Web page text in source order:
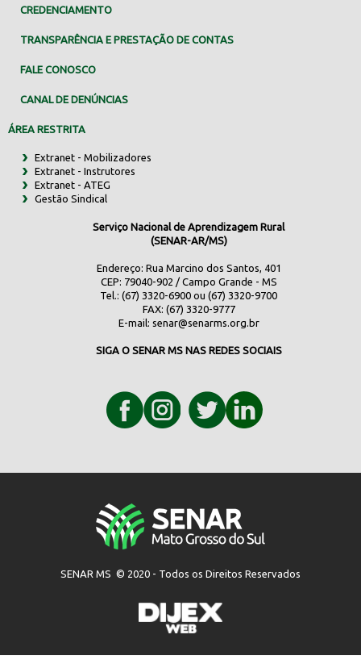
CREDENCIAMENTO
TRANSPARÊNCIA E PRESTAÇÃO DE CONTAS
FALE CONOSCO
CANAL DE DENÚNCIAS
ÁREA RESTRITA
Extranet - Mobilizadores
Extranet - Instrutores
Extranet - ATEG
Gestão Sindical
Serviço Nacional de Aprendizagem Rural
(SENAR-AR/MS)
Endereço: Rua Marcino dos Santos, 401
CEP: 79040-902 / Campo Grande - MS
Tel.: (67) 3320-6900 ou (67) 3320-9700
FAX: (67) 3320-9777
E-mail: senar@senarms.org.br
SIGA O SENAR MS NAS REDES SOCIAIS
SENAR MS © 2020 - Todos os Direitos Reservados